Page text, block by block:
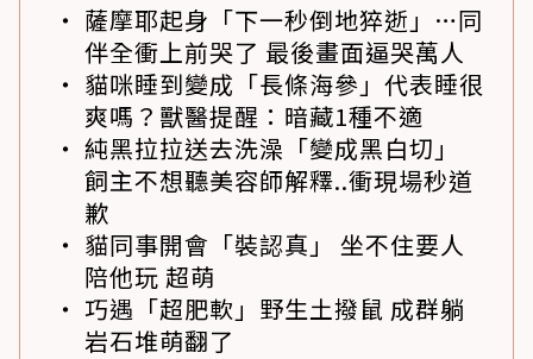
薩摩耶起身「下一秒倒地猝逝」…同
伴全衝上前哭了 最後畫面逼哭萬人
貓咪睡到變成「長條海參」代表睡很
爽嗎？獸醫提醒：暗藏1種不適
純黑拉拉送去洗澡「變成黑白切」
飼主不想聽美容師解釋..衝現場秒道
歉
貓同事開會「裝認真」 坐不住要人
陪他玩 超萌
巧遇「超肥軟」野生土撥鼠 成群躺
岩石堆萌翻了